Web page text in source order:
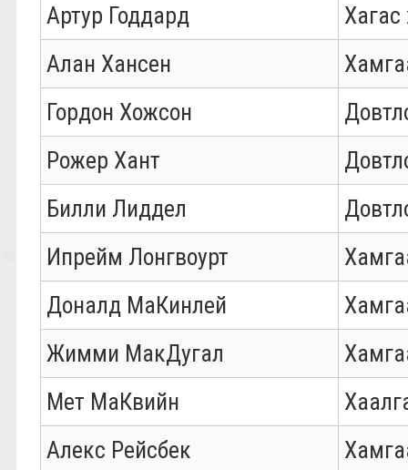
Артур Годдард
Хагас
Алан Хансен
Гордон Хожсон
Рожер Хант
Билли Лиддел
Ипрейм Лонгвоурт
Доналд МаКинлей
Жимми МакДугал
Мет МаКвийн
Алекс Рейсбек